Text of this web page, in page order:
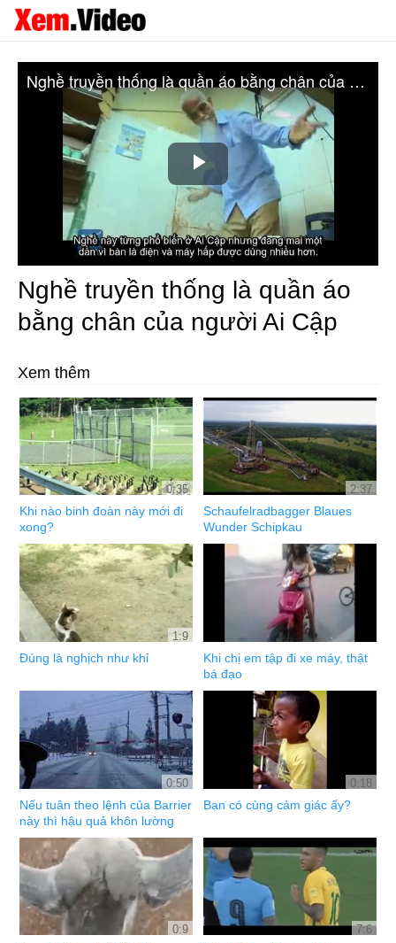
Play
Video
Nghề truyền thống là quần áo bằng chân của người Ai Cập
Nghề truyền thống là quần áo
bằng chân của người Ai Cập
Xem thêm
0:35
Khi nào binh đoàn này mới đi
xong?
2:37
Schaufelradbagger Blaues
Wunder Schipkau
1:9
Đúng là nghịch như khỉ
Khi chị em tập đi xe máy, thật
bá đạo
0:50
Nếu tuân theo lệnh của Barrier
này thì hậu quả khôn lường
0:18
Bạn có cùng cảm giác ấy?
0:9 7:6